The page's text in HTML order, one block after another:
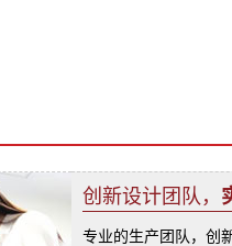
创新设计团队，
专业的生产团队，创